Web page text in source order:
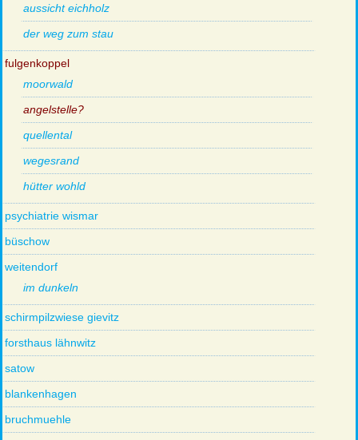
aussicht eichholz
der weg zum stau
fulgenkoppel
moorwald
angelstelle?
quellental
wegesrand
hütter wohld
psychiatrie wismar
büschow
weitendorf
im dunkeln
schirmpilzwiese gievitz
forsthaus lähnwitz
satow
blankenhagen
bruchmuehle